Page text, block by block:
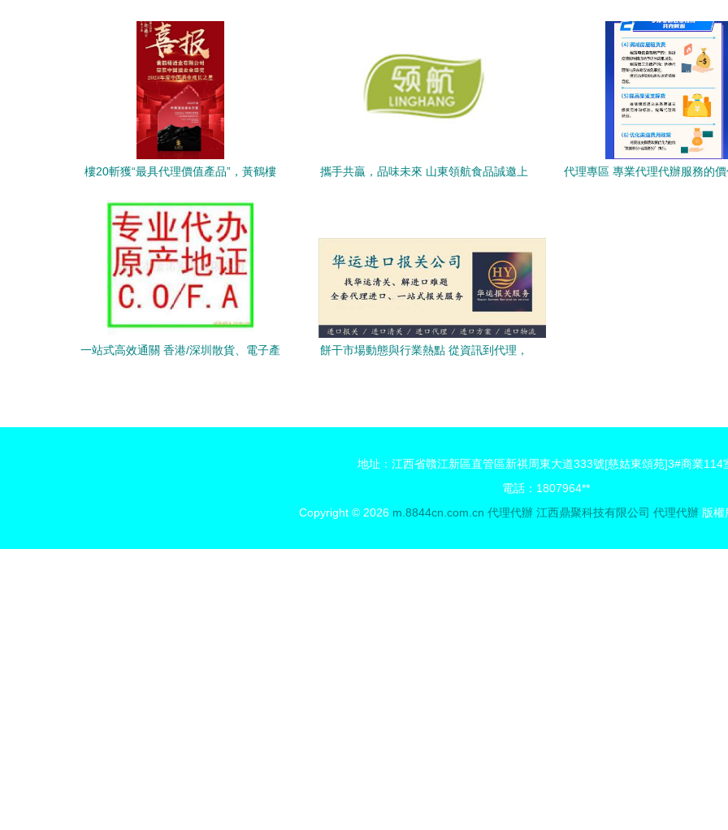
樓20斬獲“最具代理價值產品”，黃鶴樓
攜手共贏，品味未來 山東領航食品誠邀上
代理專區 專業代理代辦服務的
一站式高效通關 香港/深圳散貨、電子產
餅干市場動態與行業熱點 從資訊到代理，
地址：江西省贛江新區直管區新祺周東大道333號[慈姑東頌苑]3#商業114
電話：1807964**
Copyright © 2026 m.8844cn.com.cn 代理代辦 江西鼎聚科技有限公司 代理代辦 版權